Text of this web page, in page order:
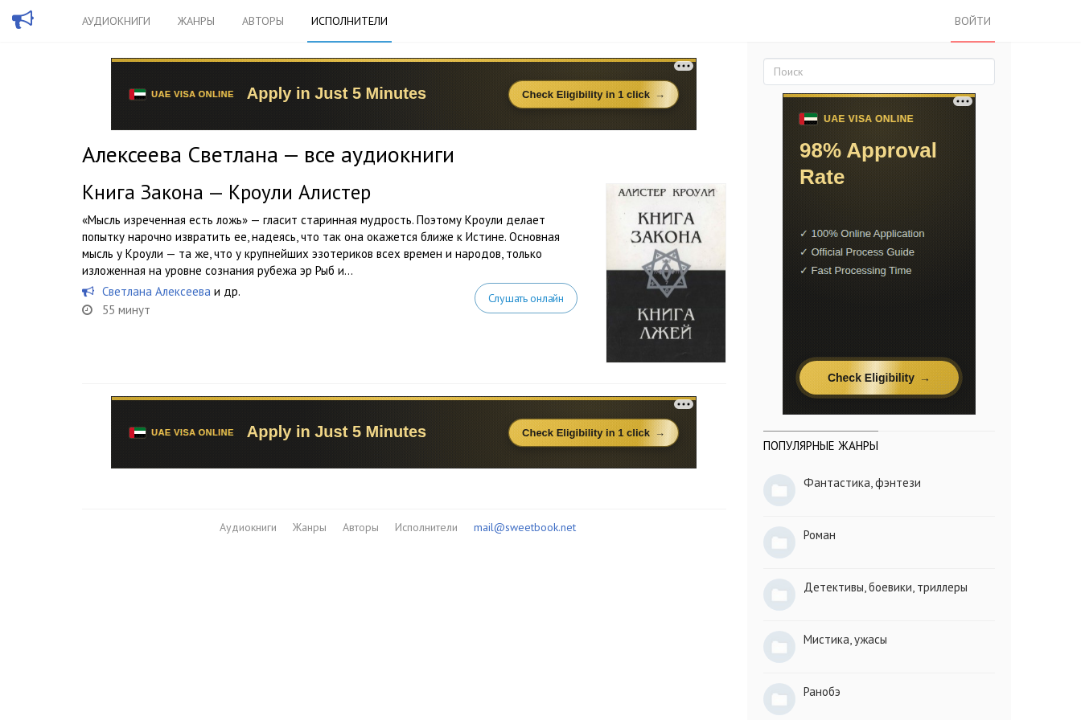
АУДИОКНИГИ ЖАНРЫ АВТОРЫ ИСПОЛНИТЕЛИ ВОЙТИ
Алексеева Светлана — все аудиокниги
Книга Закона — Кроули Алистер
«Мысль изреченная есть ложь» — гласит старинная мудрость. Поэтому Кроули делает
попытку нарочно извратить ее, надеясь, что так она окажется ближе к Истине. Основная
мысль у Кроули — та же, что у крупнейших эзотериков всех времен и народов, только
изложенная на уровне сознания рубежа эр Рыб и...
Светлана Алексеева и др.
55 минут
Слушать онлайн
Аудиокниги Жанры Авторы Исполнители mail@sweetbook.net
ПОПУЛЯРНЫЕ ЖАНРЫ
Фантастика, фэнтези
Роман
Детективы, боевики, триллеры
Мистика, ужасы
Ранобэ